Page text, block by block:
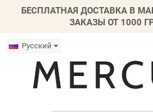
БЕСПЛАТНАЯ ДОСТАВКА В
ЗАКАЗЫ ОТ 1000
Русский